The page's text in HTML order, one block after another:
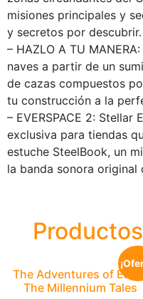
misiones principales y
y secretos por descubrir.
– HAZLO A TU
naves a partir de un
de cazas compuestos
tu construcción a la
– EVERSPACE 2:
exclusiva para tiendas
estuche SteelBook, un
la banda sonora original
The Adventures of Elliot:
The Millennium Tales